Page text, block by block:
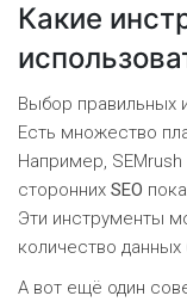
Какие
Выбор правильных
Есть множество
Например,
сторонних SEO
Эти инструменты
количество
А вот ещё один